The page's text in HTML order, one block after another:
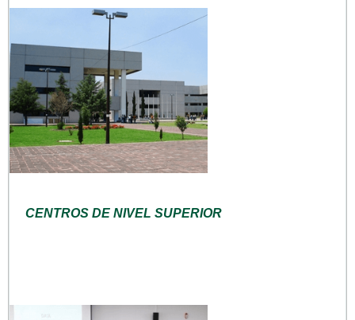
CENTROS DE NIVEL SUPERIOR